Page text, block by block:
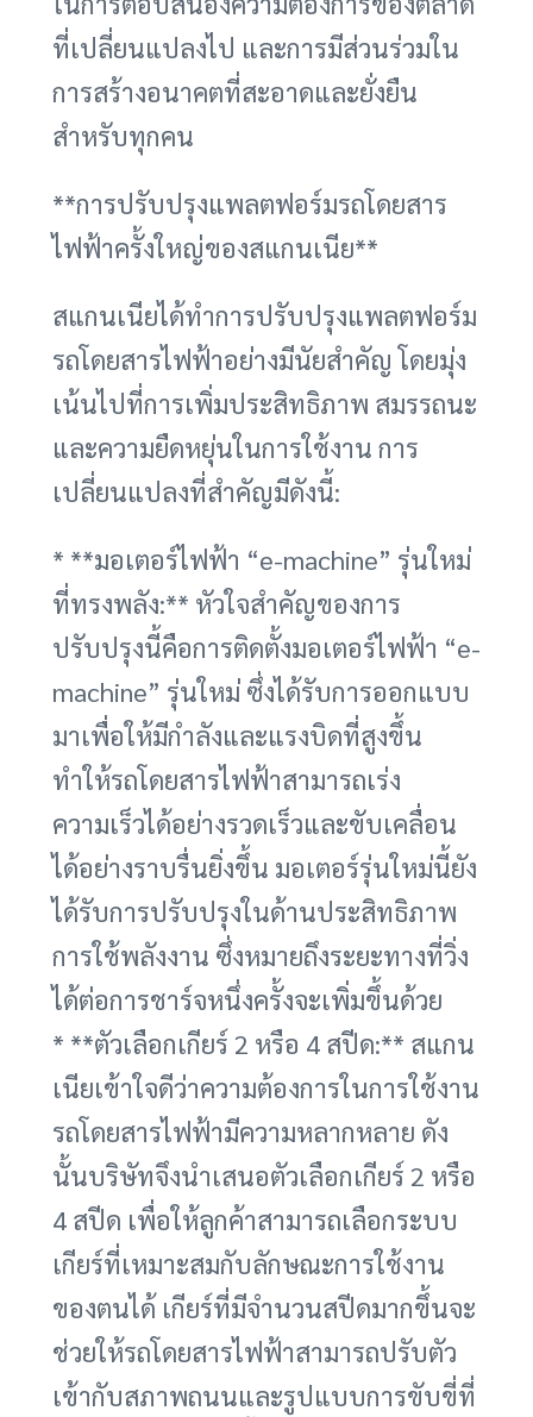
ที่เปลี่ยนแปลงไป และการมีส่วนร่วมใน
การสร้างอนาคตที่สะอาดและยั่งยืน
สำหรับทุกคน
**การปรับปรุงแพลตฟอร์มรถโดยสาร
ไฟฟ้าครั้งใหญ่ของสแกนเนีย**
สแกนเนียได้ทำการปรับปรุงแพลตฟอร์ม
รถโดยสารไฟฟ้าอย่างมีนัยสำคัญ โดยมุ่ง
เน้นไปที่การเพิ่มประสิทธิภาพ สมรรถนะ
และความยืดหยุ่นในการใช้งาน การ
เปลี่ยนแปลงที่สำคัญมีดังนี้:
* **มอเตอร์ไฟฟ้า “e-machine” รุ่นใหม่
ที่ทรงพลัง:** หัวใจสำคัญของการ
ปรับปรุงนี้คือการติดตั้งมอเตอร์ไฟฟ้า “e-
machine” รุ่นใหม่ ซึ่งได้รับการออกแบบ
มาเพื่อให้มีกำลังและแรงบิดที่สูงขึ้น
ทำให้รถโดยสารไฟฟ้าสามารถเร่ง
ความเร็วได้อย่างรวดเร็วและขับเคลื่อน
ได้อย่างราบรื่นยิ่งขึ้น มอเตอร์รุ่นใหม่นี้ยัง
ได้รับการปรับปรุงในด้านประสิทธิภาพ
การใช้พลังงาน ซึ่งหมายถึงระยะทางที่วิ่ง
ได้ต่อการชาร์จหนึ่งครั้งจะเพิ่มขึ้นด้วย
* **ตัวเลือกเกียร์ 2 หรือ 4 สปีด:** สแกน
เนียเข้าใจดีว่าความต้องการในการใช้งาน
รถโดยสารไฟฟ้ามีความหลากหลาย ดัง
นั้นบริษัทจึงนำเสนอตัวเลือกเกียร์ 2 หรือ
4 สปีด เพื่อให้ลูกค้าสามารถเลือกระบบ
เกียร์ที่เหมาะสมกับลักษณะการใช้งาน
ของตนได้ เกียร์ที่มีจำนวนสปีดมากขึ้นจะ
ช่วยให้รถโดยสารไฟฟ้าสามารถปรับตัว
เข้ากับสภาพถนนและรูปแบบการขับขี่ที่